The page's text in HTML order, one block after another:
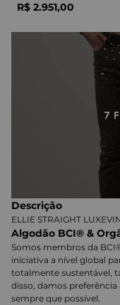
R$ 2.951,00
Descrição
ELLIE STRAIGHT
Algodão BCI® &
Somos membros da
iniciativa a nível global
totalmente sustentável,
disso, damos
sempre que possível.